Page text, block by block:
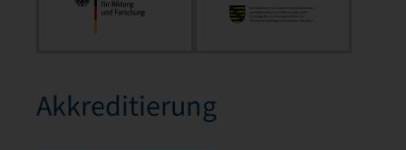
Akkreditierung